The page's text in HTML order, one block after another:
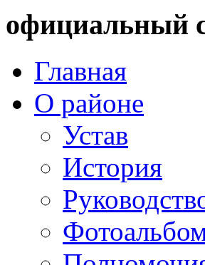
официальный
Главная
О районе
Устав
История